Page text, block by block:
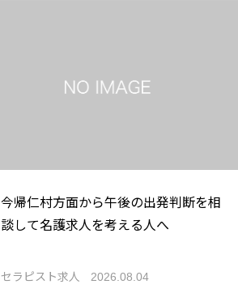
今帰仁村方面から午後の出発判断を相
談して名護求人を考える人へ
セラピスト求人 2026.08.04